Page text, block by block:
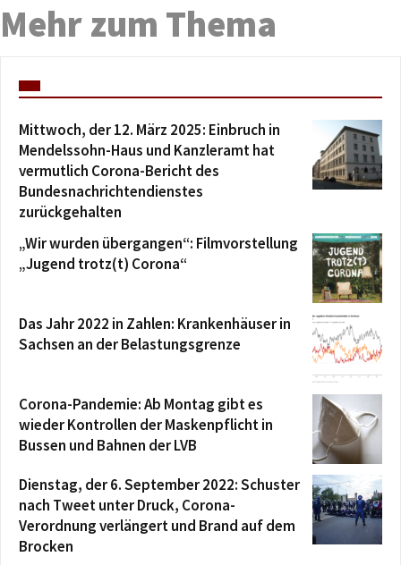
Mehr zum Thema
Mittwoch, der 12. März 2025: Einbruch in
Mendelssohn-Haus und Kanzleramt hat
vermutlich Corona-Bericht des
Bundesnachrichtendienstes
zurückgehalten
„Wir wurden übergangen“: Filmvorstellung
„Jugend trotz(t) Corona“
Das Jahr 2022 in Zahlen: Krankenhäuser in
Sachsen an der Belastungsgrenze
Corona-Pandemie: Ab Montag gibt es
wieder Kontrollen der Maskenpflicht in
Bussen und Bahnen der LVB
Dienstag, der 6. September 2022: Schuster
nach Tweet unter Druck, Corona-
Verordnung verlängert und Brand auf dem
Brocken